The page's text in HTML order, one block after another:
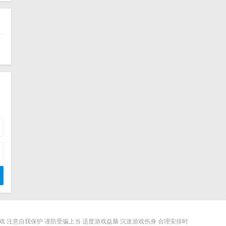
注意自我保护 谨防受骗上当 适度游戏益脑 沉迷游戏伤身 合理安排时